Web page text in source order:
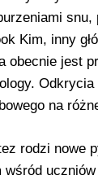
Kim, inny
obecnie jest
na
rodzi nowe
wśród